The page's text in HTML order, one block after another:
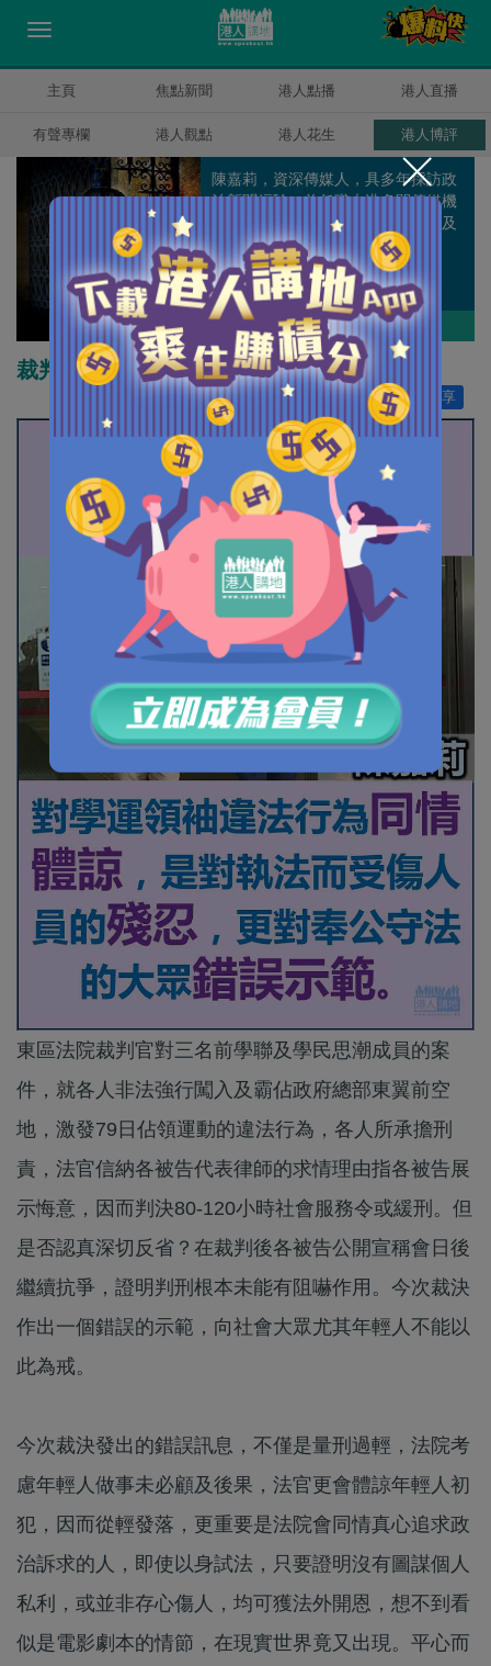
主頁 焦點新聞 港人點播 港人直播
有聲專欄 港人觀點 港人花生 港人博評
陳嘉莉
陳嘉莉，資深傳媒人，具多年採訪政
治新聞經驗，曾任職本港多間傳媒機
構，包括《東方日報》、《虎報》及
《NOW新聞台》。
作者其他博評
裁判的一次錯誤示範
分享
讚好 0
東區法院裁判官對三名前學聯及學民思潮成員的案
件，就各人非法強行闖入及霸佔政府總部東翼前空
地，激發79日佔領運動的違法行為，各人所承擔刑
責，法官信納各被告代表律師的求情理由指各被告展
示悔意，因而判決80-120小時社會服務令或緩刑。但
是否認真深切反省？在裁判後各被告公開宣稱會日後
繼續抗爭，證明判刑根本未能有阻嚇作用。今次裁決
作出一個錯誤的示範，向社會大眾尤其年輕人不能以
此為戒。
今次裁決發出的錯誤訊息，不僅是量刑過輕，法院考
慮年輕人做事未必顧及後果，法官更會體諒年輕人初
犯，因而從輕發落，更重要是法院會同情真心追求政
治訴求的人，即使以身試法，只要證明沒有圖謀個人
私利，或並非存心傷人，均可獲法外開恩，想不到看
似是電影劇本的情節，在現實世界竟又出現。平心而